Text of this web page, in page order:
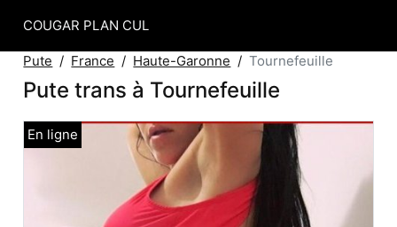
COUGAR PLAN CUL
Pute France Haute-Garonne Tournefeuille
Pute trans à Tournefeuille